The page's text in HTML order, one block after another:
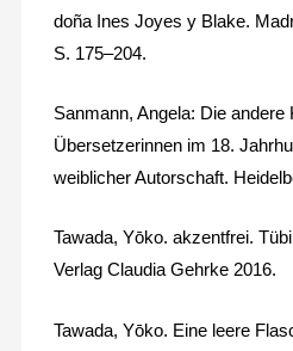
doña Ines Joyes y Blake.
S. 175–204.
Sanmann, Angela: Die andere
Übersetzerinnen im 18.
weiblicher Autorschaft.
Tawada, Yōko. akzentfrei.
Verlag Claudia Gehrke 2016.
Tawada, Yōko. Eine leere